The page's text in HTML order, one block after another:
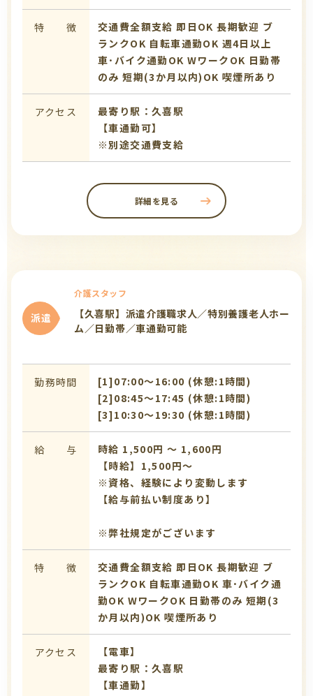
特 徴 交通費全額支給 即日OK 長期歓迎 ブ
ランクOK 自転車通勤OK 週4日以上
車･バイク通勤OK WワークOK 日勤帯
のみ 短期(3か月以内)OK 喫煙所あり
アクセス
最寄り駅：久喜駅
【車通勤可】
※別途交通費支給
詳細を見る
派遣
介護スタッフ
【久喜駅】派遣介護職求人／特別養護老人ホー
ム／日勤帯／車通勤可能
勤務時間
[1]07:00〜16:00 (休憩:1時間)
[2]08:45〜17:45 (休憩:1時間)
[3]10:30〜19:30 (休憩:1時間)
給 与
時給 1,500円 〜 1,600円
【時給】1,500円～
※資格、経験により変動します
【給与前払い制度あり】
※弊社規定がございます
特 徴 交通費全額支給 即日OK 長期歓迎 ブ
ランクOK 自転車通勤OK 車･バイク通
勤OK WワークOK 日勤帯のみ 短期(3
か月以内)OK 喫煙所あり
アクセス
【電車】
最寄り駅：久喜駅
【車通勤】